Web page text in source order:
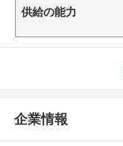
供給の能力
企業情報